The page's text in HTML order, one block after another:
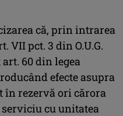
că, prin intrarea
VII pct. 3 din O.U.G.
60 din legea
efecte asupra
în rezervă ori cărora
cu unitatea